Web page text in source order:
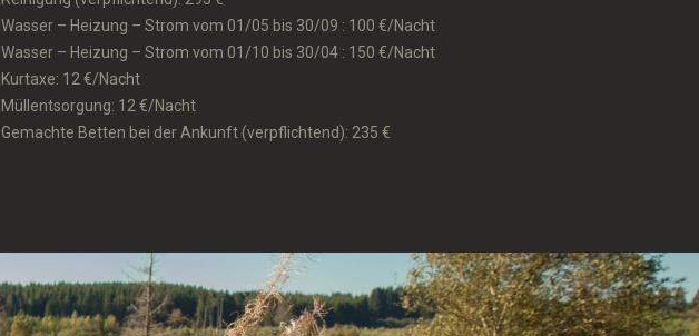
Wasser – Heizung – Strom vom 01/05 bis 30/09 : 100 €/Nacht
Wasser – Heizung – Strom vom 01/10 bis 30/04 : 150 €/Nacht
Kurtaxe: 12 €/Nacht
Müllentsorgung: 12 €/Nacht
Gemachte Betten bei der Ankunft (verpflichtend): 235 €